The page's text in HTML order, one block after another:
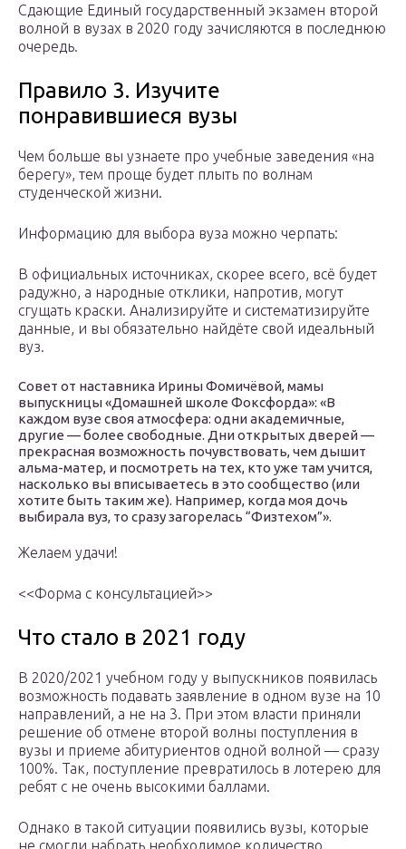
Сдающие Единый государственный экзамен второй
волной в вузах в 2020 году зачисляются в последнюю
очередь.
Правило 3. Изучите
понравившиеся вузы
Чем больше вы узнаете про учебные заведения «на
берегу», тем проще будет плыть по волнам
студенческой жизни.
Информацию для выбора вуза можно черпать:
В официальных источниках, скорее всего, всё будет
радужно, а народные отклики, напротив, могут
сгущать краски. Анализируйте и систематизируйте
данные, и вы обязательно найдёте свой идеальный
вуз.
Совет от наставника Ирины Фомичёвой, мамы
выпускницы «Домашней школе Фоксфорда»: «В
каждом вузе своя атмосфера: одни академичные,
другие — более свободные. Дни открытых дверей —
прекрасная возможность почувствовать, чем дышит
альма-матер, и посмотреть на тех, кто уже там учится,
насколько вы вписываетесь в это сообщество (или
хотите быть таким же). Например, когда моя дочь
выбирала вуз, то сразу загорелась “Физтехом”».
Желаем удачи!
<<Форма с консультацией>>
Что стало в 2021 году
В 2020/2021 учебном году у выпускников появилась
возможность подавать заявление в одном вузе на 10
направлений, а не на 3. При этом власти приняли
решение об отмене второй волны поступления в
вузы и приеме абитуриентов одной волной — сразу
100%. Так, поступление превратилось в лотерею для
ребят с не очень высокими баллами.
Однако в такой ситуации появились вузы, которые
не смогли набрать необходимое количество